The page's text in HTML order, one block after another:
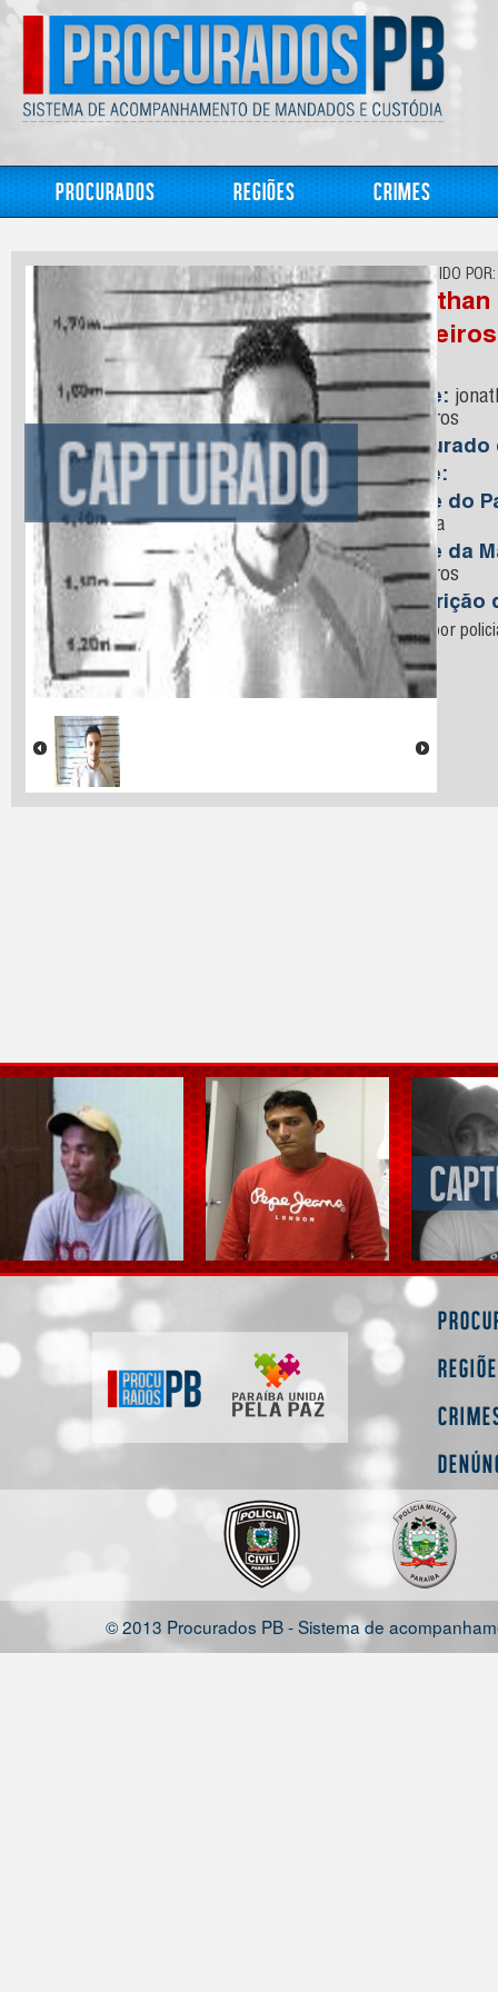
Procurados Regiões Crimes
CONHECIDO POR:
Medeiros
Nome:
Medeiros
Capturado
Idade:
Nome do
Ferreira
Nome da
Medeiros
Descrição
Preso por
© 2013 Procurados PB - Sistema de